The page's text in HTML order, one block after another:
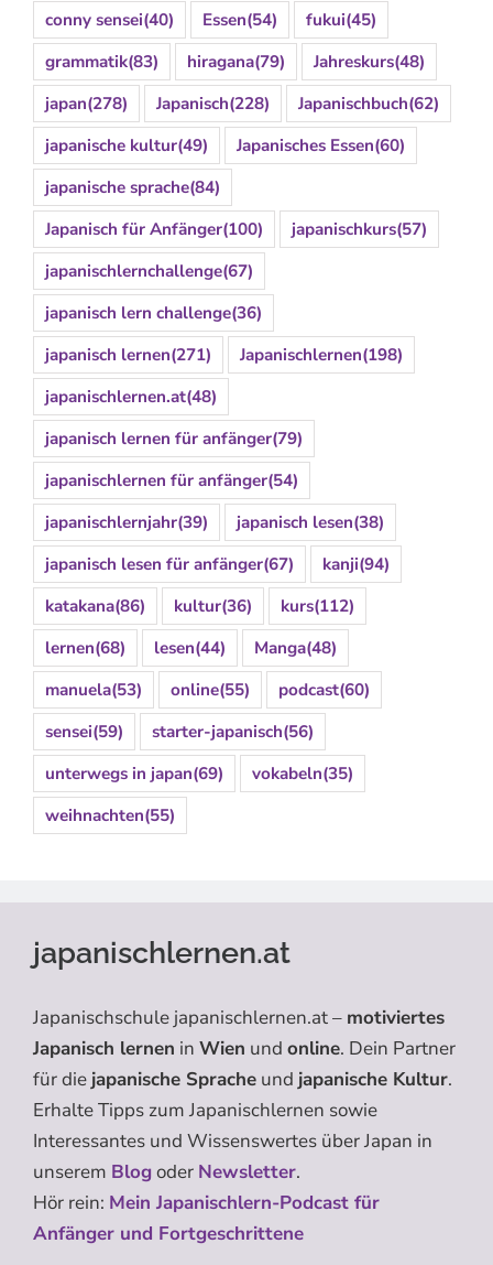
conny sensei(40) Essen(54) fukui(45)
grammatik(83) hiragana(79) Jahreskurs(48)
japan(278) Japanisch(228) Japanischbuch(62)
japanische kultur(49) Japanisches Essen(60)
japanische sprache(84)
Japanisch für Anfänger(100) japanischkurs(57)
japanischlernchallenge(67)
japanisch lern challenge(36)
japanisch lernen(271) Japanischlernen(198)
japanischlernen.at(48)
japanisch lernen für anfänger(79)
japanischlernen für anfänger(54)
japanischlernjahr(39) japanisch lesen(38)
japanisch lesen für anfänger(67) kanji(94)
katakana(86) kultur(36) kurs(112)
lernen(68) lesen(44) Manga(48)
manuela(53) online(55) podcast(60)
sensei(59) starter-japanisch(56)
unterwegs in japan(69) vokabeln(35)
weihnachten(55)
japanischlernen.at
Japanischschule japanischlernen.at – motiviertes
Japanisch lernen in Wien und online. Dein Partner
für die japanische Sprache und japanische Kultur.
Erhalte Tipps zum Japanischlernen sowie
Interessantes und Wissenswertes über Japan in
unserem Blogoder Newsletter.
Hör rein: Mein Japanischlern-Podcast für
Anfänger und Fortgeschrittene